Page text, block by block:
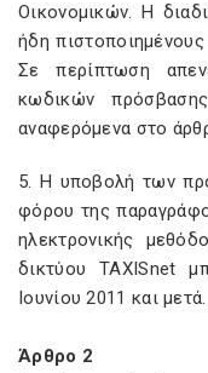
Οικονομικών. Η
ήδη
Σε περίπτωση
κωδικών
αναφερόμενα στο
5. Η υποβολή των
φόρου της
ηλεκτρονικής
δικτύου TAXISnet
Ιουνίου 2011 και μετά.
Άρθρο 2